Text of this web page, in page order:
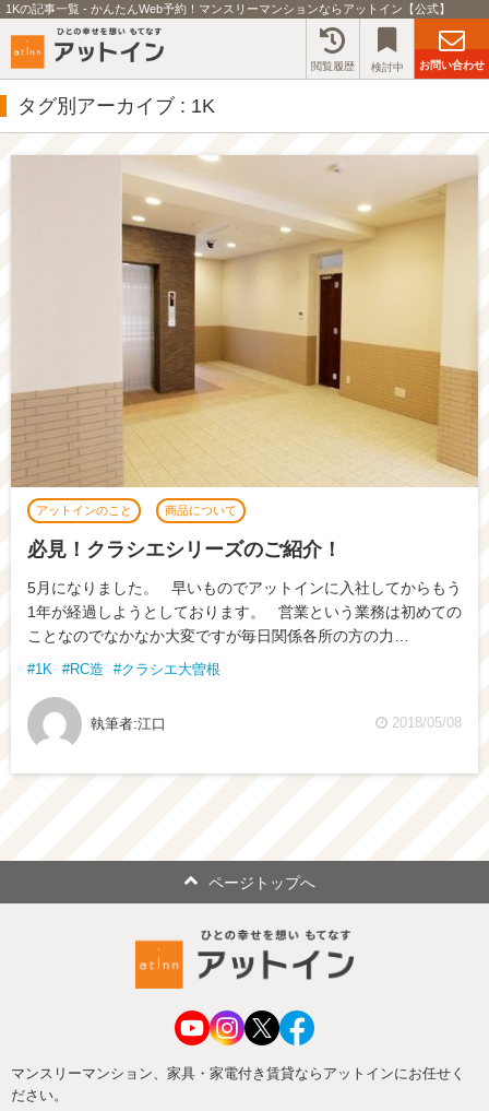
1Kの記事一覧 - かんたんWeb予約！マンスリーマンションならアットイン【公式】
閲覧履歴 検討中 お問い合わせ
タグ別アーカイブ : 1K
アットインのこと 商品について
必見！クラシエシリーズのご紹介！
5月になりました。 早いものでアットインに入社してからもう
1年が経過しようとしております。 営業という業務は初めての
ことなのでなかなか大変ですが毎日関係各所の方の力…
1K RC造 クラシエ大曽根
執筆者:江口 2018/05/08
ページトップへ
マンスリーマンション、家具・家電付き賃貸ならアットインにお任せく
ださい。